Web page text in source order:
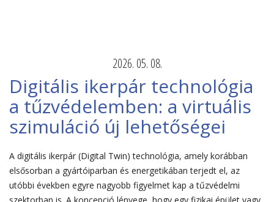
2026. 05. 08.
Digitális ikerpár technológia
a tűzvédelemben: a virtuális
szimuláció új lehetőségei
A digitális ikerpár (Digital Twin) technológia, amely korábban
elsősorban a gyártóiparban és energetikában terjedt el, az
utóbbi években egyre nagyobb figyelmet kap a tűzvédelmi